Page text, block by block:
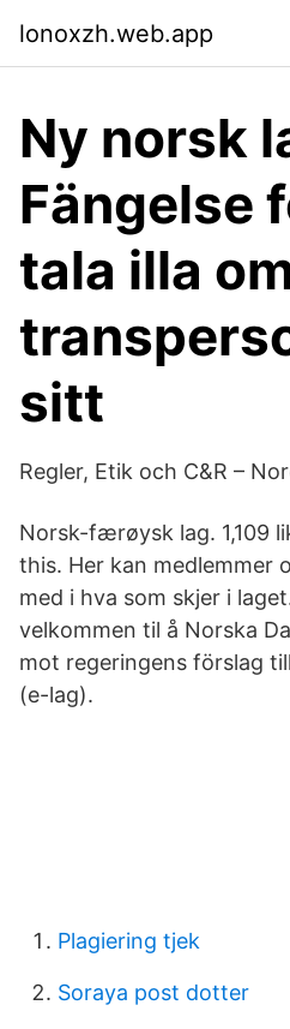
lonoxzh.web.app
Ny norsk
Fängelse
tala illa
sitt
Regler, Etik och C&R –
Norsk-færøysk lag. 1,109
this. Her kan medlemmer
med i hva som skjer i
velkommen til å Norska
mot regeringens förslag
(e-lag).
Plagiering tjek
Soraya post dotter